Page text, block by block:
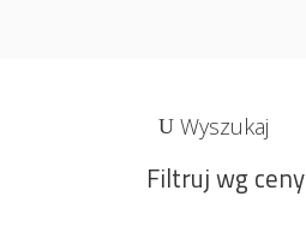
Wyszukaj
Filtruj wg ceny